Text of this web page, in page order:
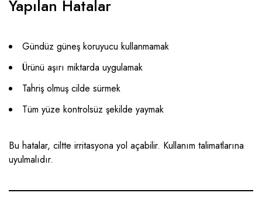
Yapılan Hatalar
Gündüz güneş koruyucu kullanmamak
Ürünü aşırı miktarda uygulamak
Tahriş olmuş cilde sürmek
Tüm yüze kontrolsüz şekilde yaymak
Bu hatalar, ciltte irritasyona yol açabilir. Kullanım talimatlarına
uyulmalıdır.